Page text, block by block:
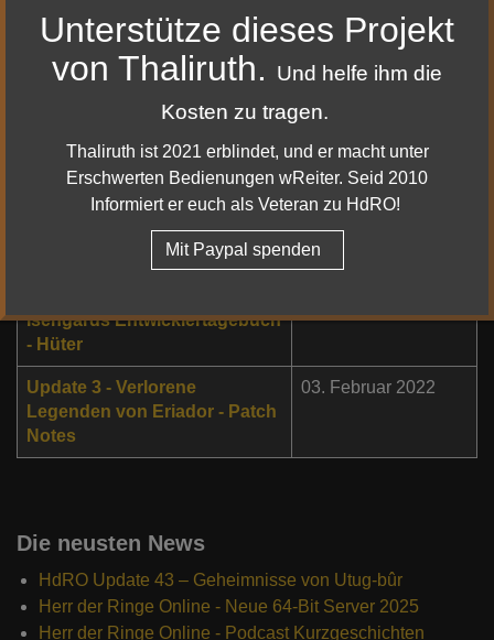
Entwicklertagebuch - Reiter
von Rohan - Runenbewahrer
23. Juni 2022
Update 6.0.1 - Patch Notes 16. Juni 2022
Update 6 - Patch Notes 19. Januar 2022
Entwicklertagebuch Update 6 -
Änderungen beim Hüter
16. Juni 2022
Isengards Entwicklertagebuch
- Hüter
Update 3 - Verlorene
Legenden von Eriador - Patch
Notes
03. Februar 2022
Die neusten News
HdRO Update 43 – Geheimnisse von Utug-bûr
Herr der Ringe Online - Neue 64-Bit Server 2025
Herr der Ringe Online - Podcast Kurzgeschichten
Unterstütze dieses Projekt
von Thaliruth.
Und helfe ihm die
Kosten zu tragen.
Thaliruth ist 2021 erblindet, und er macht unter
Erschwerten Bedienungen wReiter. Seid 2010
Informiert er euch als Veteran zu HdRO!
Mit Paypal spenden